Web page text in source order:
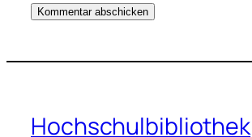
Hochschulbibliothek